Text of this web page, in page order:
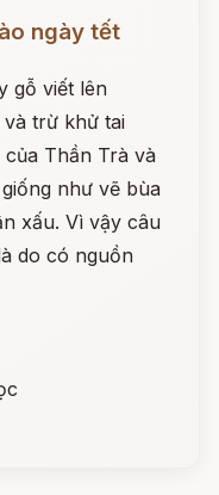
ngày tết
gỗ viết lên
trừ khử tai
Thần Trà và
như vẽ bùa
xấu. Vì vậy câu
do có nguồn